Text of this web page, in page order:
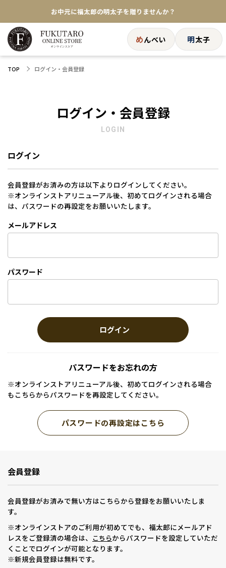
お中元に福太郎の明太子を贈りませんか？
★めんべい25周年記念商品が登場★
【色々な味を試したい方へ】ポストイン！めんべい
めんべい 明太子
TOP ログイン・会員登録
ログイン・会員登録
LOGIN
ログイン
会員登録がお済みの方は以下よりログインしてください。
※オンラインストアリニューアル後、初めてログインされる場合
は、パスワードの再設定をお願いいたします。
メールアドレス
パスワード
ログイン
パスワードをお忘れの方
※オンラインストアリニューアル後、初めてログインされる場合
もこちらからパスワードを再設定してください。
パスワードの再設定はこちら
会員登録
会員登録がお済みで無い方はこちらから登録をお願いいたしま
す。
※オンラインストアのご利用が初めてでも、福太郎にメールアド
レスをご登録済の場合は、 こちらからパスワードを設定していただ
くことでログインが可能となります。
※新規会員登録は無料です。